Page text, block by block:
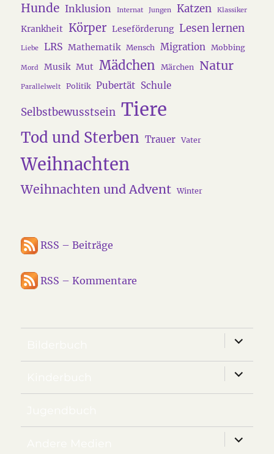
Hunde Inklusion Internat Jungen Katzen Klassiker
Krankheit Körper Leseförderung Lesen lernen
Liebe LRS Mathematik Mensch Migration Mobbing
Mord Musik Mut Mädchen Märchen Natur
Parallelwelt Politik Pubertät Schule
Selbstbewusstsein Tiere
Tod und Sterben Trauer Vater
Weihnachten
Weihnachten und Advent Winter
RSS – Beiträge
RSS – Kommentare